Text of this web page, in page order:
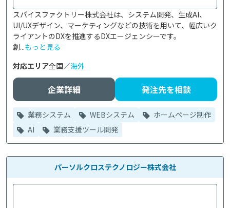
スパイスファクトリー株式会社は、システム開発、生成AI、
UI/UXデザイン、マーケティングなどの技術を用いて、幅広いク
ライアントのDXを推進するDXエージェンシーです。
創...もっと見る
対応エリア全国／海外
企業詳細 発注先を相談
業務システム WEBシステム
ホームページ制作
AI
業務支援ツール開発
パーソルクロステクノロジー株式会社